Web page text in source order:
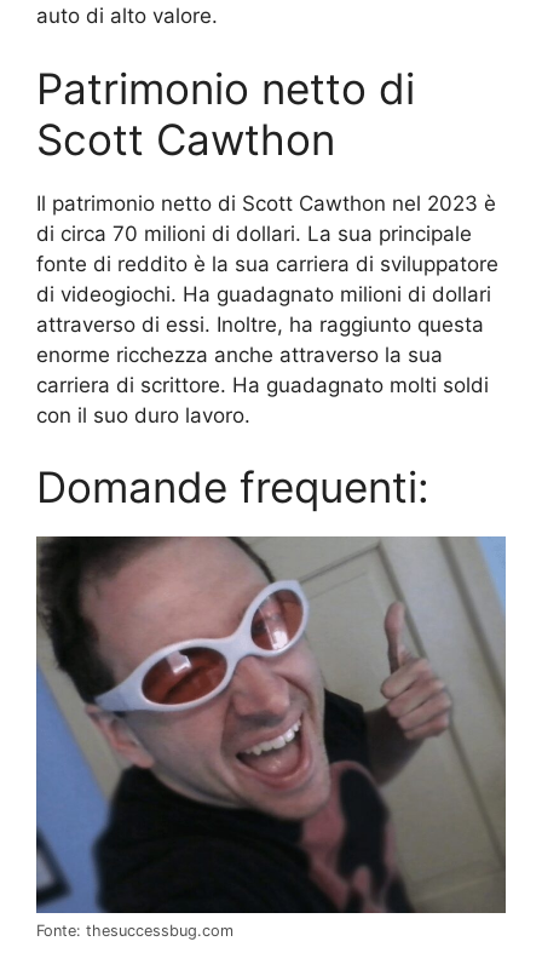
auto di alto valore.
Patrimonio netto di
Scott Cawthon
Il patrimonio netto di Scott Cawthon nel 2023 è
di circa 70 milioni di dollari. La sua principale
fonte di reddito è la sua carriera di sviluppatore
di videogiochi. Ha guadagnato milioni di dollari
attraverso di essi. Inoltre, ha raggiunto questa
enorme ricchezza anche attraverso la sua
carriera di scrittore. Ha guadagnato molti soldi
con il suo duro lavoro.
Domande frequenti:
Fonte: thesuccessbug.com